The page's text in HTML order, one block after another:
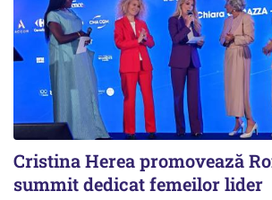
Cristina Herea promovează
summit dedicat femeilor lider